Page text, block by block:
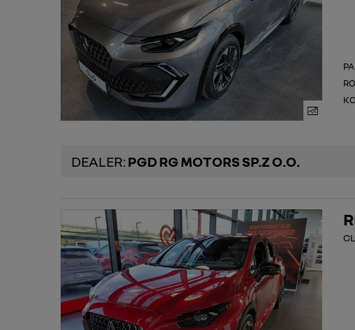
DEALER:PGD RG MOTORS SP.Z O.O.